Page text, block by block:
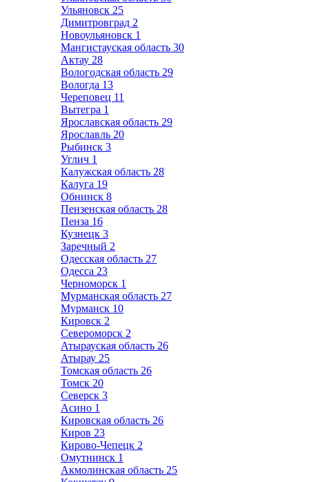
Ульяновск 25
Димитровград 2
Новоульяновск 1
Мангистауская область 30
Актау 28
Вологодская область 29
Вологда 13
Череповец 11
Вытегра 1
Ярославская область 29
Ярославль 20
Рыбинск 3
Углич 1
Калужская область 28
Калуга 19
Обнинск 8
Пензенская область 28
Пенза 16
Кузнецк 3
Заречный 2
Одесская область 27
Одесса 23
Черноморск 1
Мурманская область 27
Мурманск 10
Кировск 2
Североморск 2
Атырауская область 26
Атырау 25
Томская область 26
Томск 20
Северск 3
Асино 1
Кировская область 26
Киров 23
Кирово-Чепецк 2
Омутнинск 1
Акмолинская область 25